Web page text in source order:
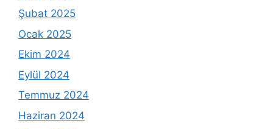
Şubat 2025
Ocak 2025
Ekim 2024
Eylül 2024
Temmuz 2024
Haziran 2024